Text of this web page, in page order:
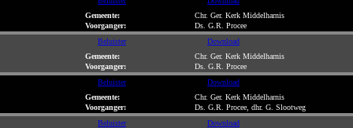
Gemeente:
Chr. Ger. Kerk Middelharnis
Voorganger:
Ds. G.R. Procee
Beluister
Download
Gemeente:
Chr. Ger. Kerk Middelharnis
Voorganger:
Ds. G.R. Procee
Beluister
Download
Gemeente:
Chr. Ger. Kerk Middelharnis
Voorganger:
Ds. G.R. Procee, dhr. G. Slootweg
Beluister
Download